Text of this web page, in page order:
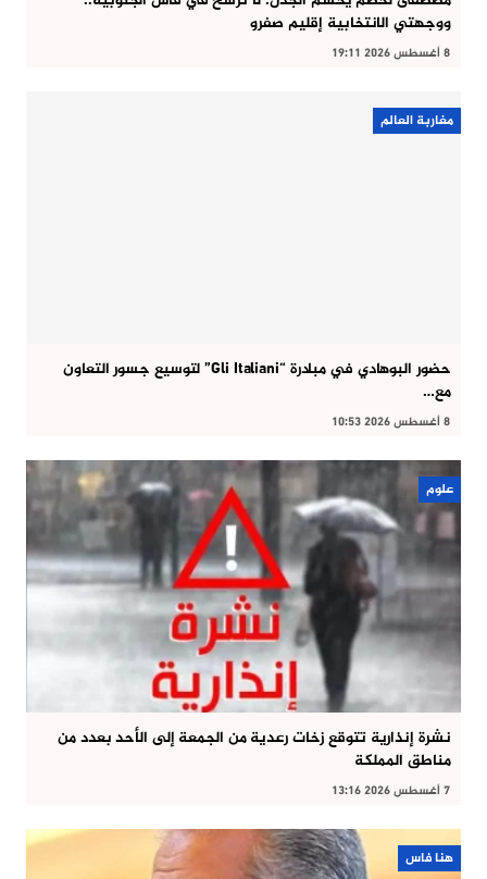
ووجهتي الانتخابية إقليم صفرو
8 أغسطس 2026 19:11
مغاربة العالم
حضور البوهادي في مبادرة “Gli Italiani” لتوسيع جسور التعاون
مع…
8 أغسطس 2026 10:53
علوم
نشرة إنذارية تتوقع زخات رعدية من الجمعة إلى الأحد بعدد من
مناطق المملكة
7 أغسطس 2026 13:16
هنا فاس